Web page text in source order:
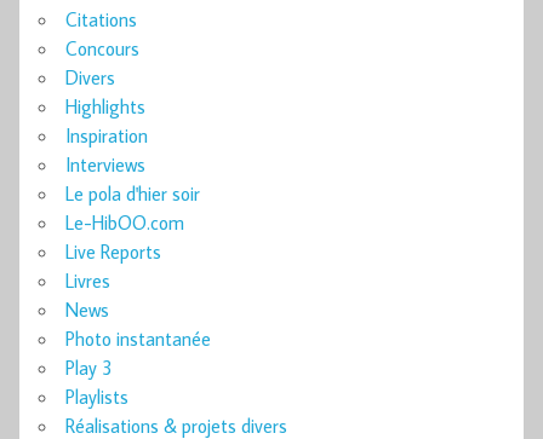
Citations
Concours
Divers
Highlights
Inspiration
Interviews
Le pola d'hier soir
Le-HibOO.com
Live Reports
Livres
News
Photo instantanée
Play 3
Playlists
Réalisations & projets divers